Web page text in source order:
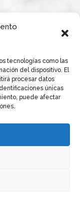
tecnologías como las
del dispositivo. El
procesar datos
únicas
puede afectar